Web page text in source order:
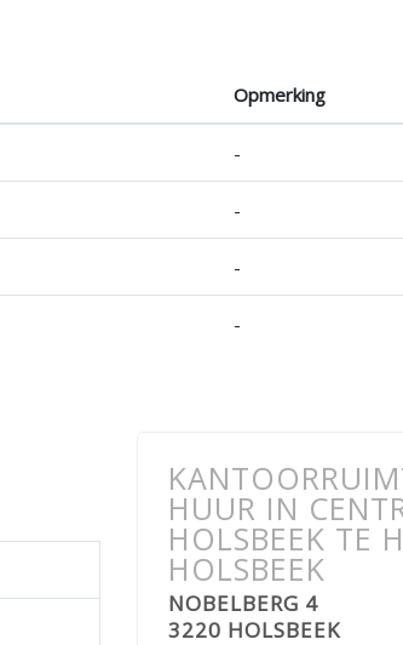
Opmerking
-
-
-
-
HUUR IN
HOLSBEEK TE
HOLSBEEK
NOBELBERG 4
3220 HOLSBEEK